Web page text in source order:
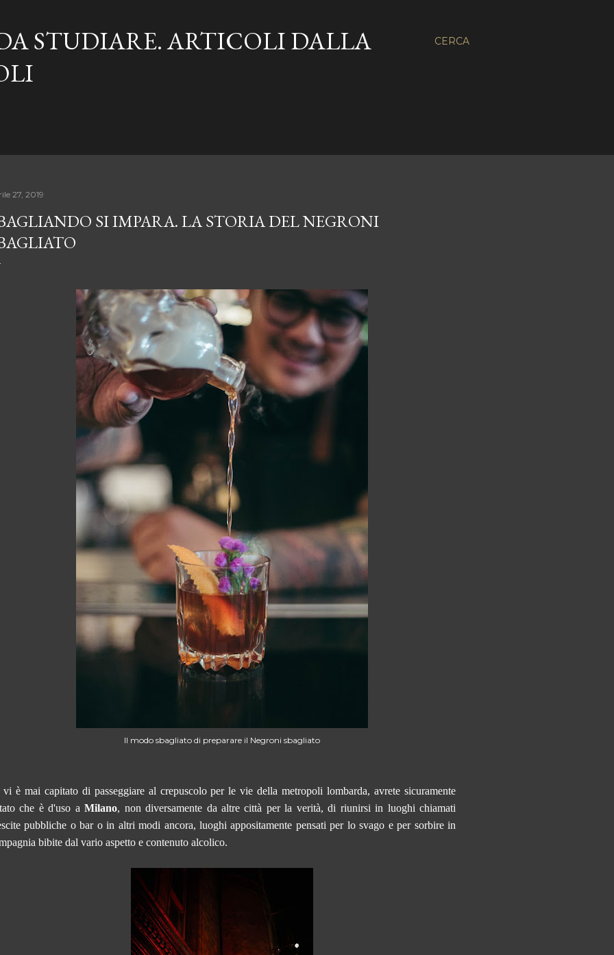
CERCA
STUDIARE. ARTICOLI DALLA
27, 2019
SI IMPARA. LA STORIA DEL NEGRONI
Il modo sbagliato di preparare il Negroni sbagliato
vi è mai capitato di passeggiare al crepuscolo per le vie della metropoli lombarda, avrete sicuramente
che è d'uso aMilano, non diversamente da altre città per la verità, di riunirsi in luoghi chiamati
pubbliche o bar o in altri modi ancora, luoghiappositamente pensati per lo svago e per sorbire in
bibite dal vario aspetto e contenuto alcolico.